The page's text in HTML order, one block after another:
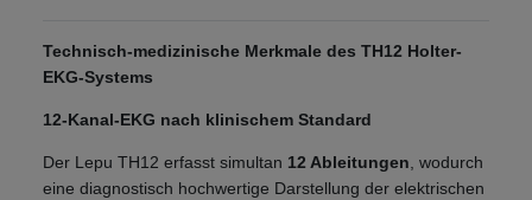
Technisch-medizinische Merkmale des TH12 Holter-
EKG-Systems
12-Kanal-EKG nach klinischem Standard
Der Lepu TH12 erfasst simultan 12 Ableitungen , wodurch
eine diagnostisch hochwertige Darstellung der elektrischen